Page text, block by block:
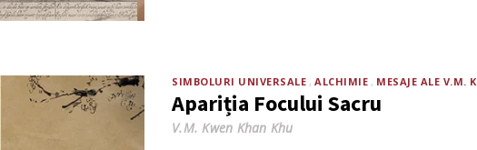
SIMBOLURI UNIVERSALE ALCHIMIE MESAJE ALE V.M.
Apariția Focului Sacru
V.M. Kwen Khan Khu